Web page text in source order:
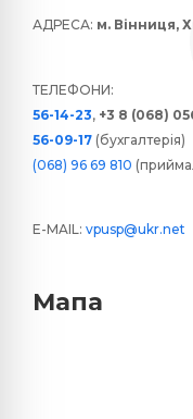
АДРЕСА: м. Вінниця,
ТЕЛЕФОНИ:
56-14-23, +3 8 (068)
56-09-17 (бухгалтерія)
(068) 96 69 810
E-MAIL: vpusp@ukr.net
Мапа